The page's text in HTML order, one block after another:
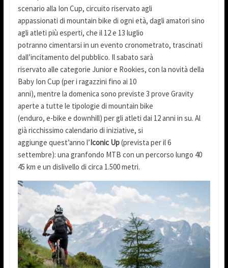
scenario alla Ion Cup, circuito riservato agli
appassionati di mountain bike di ogni età, dagli amatori sino
agli atleti più esperti, che il 12 e 13 luglio
potranno cimentarsi in un evento cronometrato, trascinati
dall’incitamento del pubblico. Il sabato sarà
riservato alle categorie Junior e Rookies, con la novità della
Baby Ion Cup (per i ragazzini fino ai 10
anni), mentre la domenica sono previste 3 prove Gravity
aperte a tutte le tipologie di mountain bike
(enduro, e-bike e downhill) per gli atleti dai 12 anni in su. Al
già ricchissimo calendario di iniziative, si
aggiunge quest’anno l’Iconic Up(prevista per il 6
settembre): una granfondo MTB con un percorso lungo 40
45 km e un dislivello di circa 1.500 metri.